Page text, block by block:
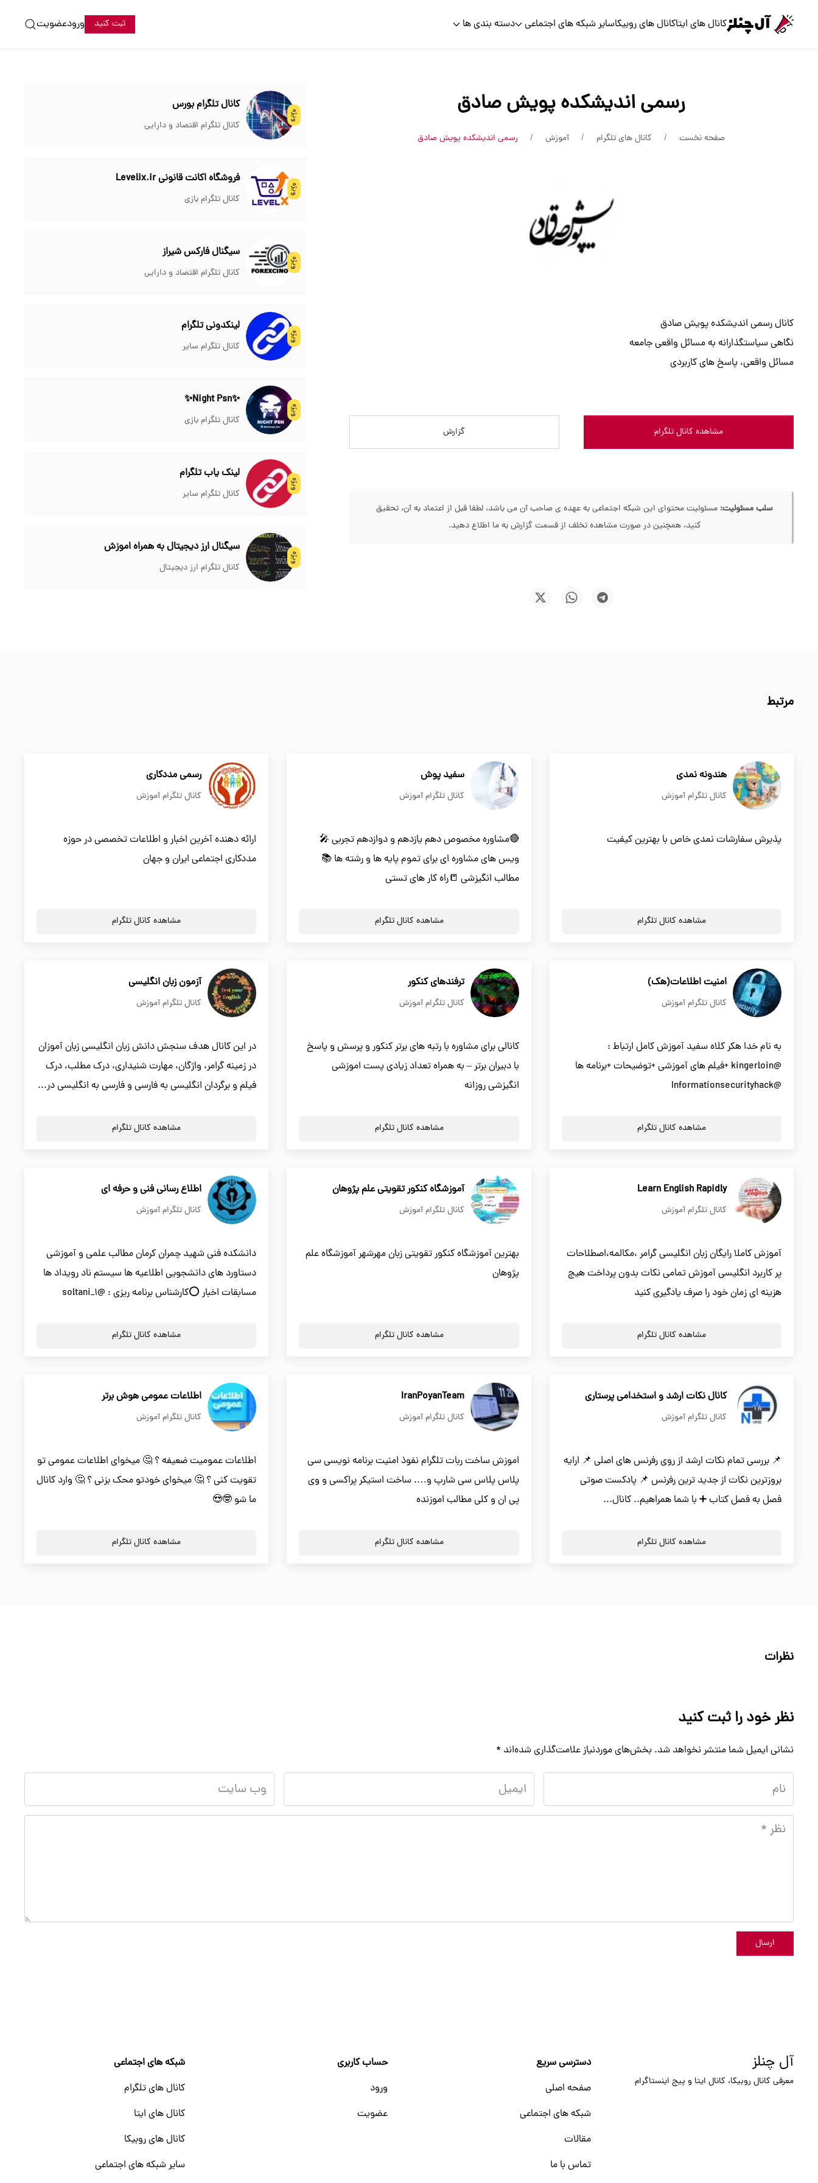
کانال های ایتاکانال های روبیکاسایر شبکه های اجتماعی دسته بندی ها ثبت کنید ورودعضویت
رسمی اندیشکده پویش صادق
صفحه نخست کانال های تلگرام آموزش رسمی اندیشکده پویش صادق
کانال رسمی اندیشکده پویش صادق
نگاهی سیاستگذارانه به مسائل واقعی جامعه
مسائل واقعی، پاسخ های کاربردی
مشاهده کانال تلگرام گزارش
سلب مسئولیت: مسئولیت محتوای این شبکه اجتماعی به عهده ی صاحب آن می باشد، لطفا قبل از اعتماد به آن، تحقیق
کنید، همچنین در صورت مشاهده تخلف از قسمت گزارش به ما اطلاع دهید.
ویژه
کانال تلگرام بورس
کانال تلگرام اقتصاد و دارایی
ویژه
فروشگاه اکانت قانونی Levelix.ir
کانال تلگرام بازی
ویژه
سیگنال فارکس شیراز
کانال تلگرام اقتصاد و دارایی
ویژه
لینکدونی تلگرام
کانال تلگرام سایر
ویژه
✨Night Psn✨
کانال تلگرام بازی
ویژه
لینک یاب تلگرام
کانال تلگرام سایر
ویژه
سیگنال ارز دیجیتال به همراه اموزش
کانال تلگرام ارز دیجیتال
مرتبط
هندونه نمدی
کانال تلگرام آموزش
پذیرش سفارشات نمدی خاص با بهترین کیفیت
مشاهده کانال تلگرام
سفید پوش
کانال تلگرام آموزش
🔴مشاوره مخصوص دهم یازدهم و دوازدهم تجربی 🎤
ویس های مشاوره ای برای تموم پایه ها و رشته ها 📚
مطالب انگیزشی 📒راه کار های تستی
مشاهده کانال تلگرام
رسمی مددکاری
کانال تلگرام آموزش
ارائه دهنده آخرین اخبار و اطلاعات تخصصی در حوزه
مددکاری اجتماعی ایران و جهان
مشاهده کانال تلگرام
امنیت اطلاعات(هک)
کانال تلگرام آموزش
به نام خدا هکر کلاه سفید آموزش کامل ارتباط :
@kingerloin +فیلم های آموزشی +توضیحات +برنامه ها
@Informationsecurityhack
مشاهده کانال تلگرام
ترفندهای کنکور
کانال تلگرام آموزش
کانالی برای مشاوره با رتبه های برتر کنکور و پرسش و پاسخ
با دبیران برتر – به همراه تعداد زیادی پست اموزشی
انگیزشی روزانه
مشاهده کانال تلگرام
آزمون زبان انگلیسی
کانال تلگرام آموزش
در این کانال هدف سنجش دانش زبان انگلیسی زبان آموزان
در زمینه گرامر، واژگان، مهارت شنیداری، درک مطلب، درک
فیلم و برگردان انگلیسی به فارسی و فارسی به انگلیسی در...
مشاهده کانال تلگرام
Learn English Rapidly
کانال تلگرام آموزش
آموزش کاملا رایگان زبان انگلیسی گرامر ،مکالمه،اصطلاحات
پر کاربرد انگلیسی آموزش تمامی نکات بدون پرداخت هیچ
هزینه ای زمان خود را صرف یادگیری کنید
مشاهده کانال تلگرام
آموزشگاه كنكور تقويتي علم پژوهان
کانال تلگرام آموزش
بهترين آموزشگاه كنكور تقويتي زبان مهرشهر آموزشگاه علم
پژوهان
مشاهده کانال تلگرام
اطلاع رسانی فنی و حرفه ای
کانال تلگرام آموزش
دانشکده فنی شهید چمران کرمان مطالب علمی و آموزشی
دستاورد های دانشجویی اطلاعیه ها سیستم ناد رویداد ها
مسابقات اخبار ⭕️کارشناس برنامه ریزی : @soltani_1
مشاهده کانال تلگرام
کانال نکات ارشد و استخدامی پرستاری
کانال تلگرام آموزش
📌 بررسی تمام نکات ارشد از روی رفرنس های اصلی 📌 ارایه
بروزترین نکات از جدید ترین رفرنس 📌 پادکست صوتی
فصل به فصل کتاب ➕ با شما همراهیم.. کانال...
مشاهده کانال تلگرام
IranPoyanTeam
کانال تلگرام آموزش
اموزش ساخت ربات تلگرام نفوذ امنیت برنامه نویسی سی
پلاس پلاس سی شارپ و…. ساخت استیکر پراکسی و وی
پی ان و کلی مطالب اموزنده
مشاهده کانال تلگرام
اطلاعات عمومی هوش برتر
کانال تلگرام آموزش
اطلاعات عمومیت ضعیفه ؟ 🤔 میخوای اطلاعات عمومی تو
تقویت کنی ؟ 🤔 میخوای خودتو محک بزنی ؟ 🤔 وارد کانال
ما شو 🤓😍
مشاهده کانال تلگرام
نظرات
نظر خود را ثبت کنید
نشانی ایمیل شما منتشر نخواهد شد. بخش‌های موردنیاز علامت‌گذاری شده‌اند *
ارسال
دسترسی سریع
صفحه اصلی
شبکه های اجتماعی
مقالات
تماس با ما
حساب کاربری
ورود
عضویت
شبکه های اجتماعی
کانال های تلگرام
کانال های ایتا
کانال های روبیکا
سایر شبکه های اجتماعی
آل چنلز
معرفی کانال روبیکا، کانال ایتا و پیج اینستاگرام